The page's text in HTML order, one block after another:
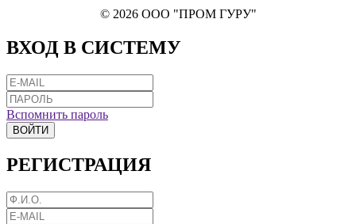
© 2026 ООО "ПРОМ ГУРУ"
ВХОД В СИСТЕМУ
Вспомнить пароль
ВОЙТИ
РЕГИСТРАЦИЯ